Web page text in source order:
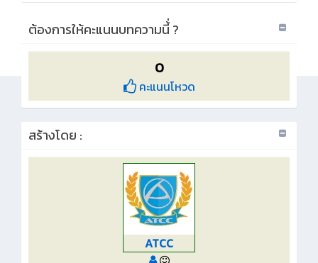
ต้องการให้คะแนนบทความนี้่ ?
0
คะแนนโหวด
สร้างโดย :
ATCC